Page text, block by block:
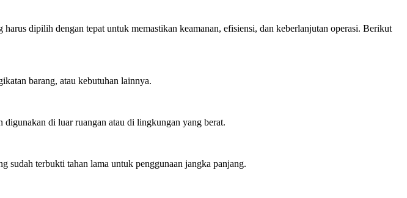
dipilih dengan tepat untuk memastikan keamanan, efisiensi, dan keberlanjutan operasi. Berikut
barang, atau kebutuhan lainnya.
digunakan di luar ruangan atau di lingkungan yang berat.
sudah terbukti tahan lama untuk penggunaan jangka panjang.